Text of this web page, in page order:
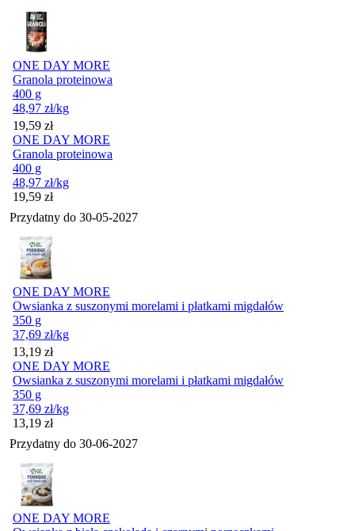
ONE DAY MORE
Granola proteinowa
400 g
48,97 zł/kg
Cena
19,59 zł
ONE DAY MORE
Granola proteinowa
400 g
48,97 zł/kg
Cena
19,59 zł
Przydatny do 30-05-2027
ONE DAY MORE
Owsianka z suszonymi morelami i płatkami migdałów
350 g
37,69 zł/kg
Cena
13,19 zł
ONE DAY MORE
Owsianka z suszonymi morelami i płatkami migdałów
350 g
37,69 zł/kg
Cena
13,19 zł
Przydatny do 30-06-2027
ONE DAY MORE